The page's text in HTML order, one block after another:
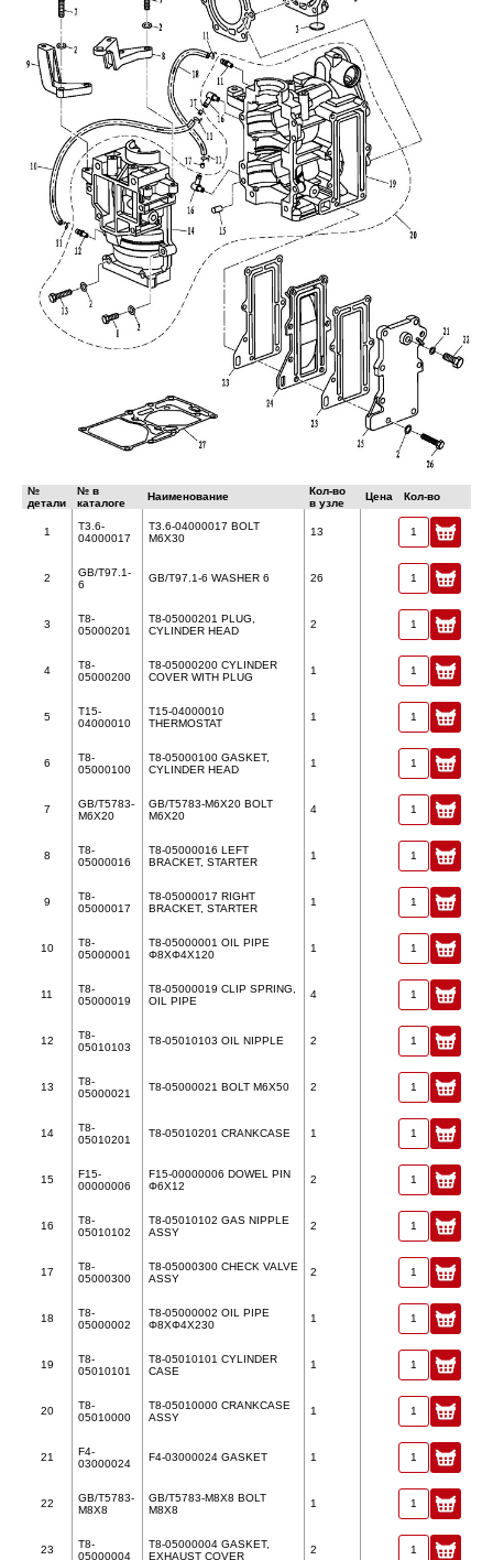
№
детали
№ в
каталоге
Наименование
Кол-во
в узле
Цена Кол-во
1
T3.6-
04000017
T3.6-04000017 BOLT
M6X30
13
2
GB/T97.1-
6
GB/T97.1-6 WASHER 6 26
3
T8-
05000201
T8-05000201 PLUG,
CYLINDER HEAD
2
4
T8-
05000200
T8-05000200 CYLINDER
COVER WITH PLUG
1
5
T15-
04000010
T15-04000010
THERMOSTAT
1
6
T8-
05000100
T8-05000100 GASKET,
CYLINDER HEAD
1
7
GB/T5783-
M6X20
GB/T5783-M6X20 BOLT
M6X20
4
8
T8-
05000016
T8-05000016 LEFT
BRACKET, STARTER
1
9
T8-
05000017
T8-05000017 RIGHT
BRACKET, STARTER
1
10
T8-
05000001
T8-05000001 OIL PIPE
Φ8XΦ4X120
1
11
T8-
05000019
T8-05000019 CLIP SPRING,
OIL PIPE
4
12
T8-
05010103
T8-05010103 OIL NIPPLE 2
13
T8-
05000021
T8-05000021 BOLT M6X50 2
14
T8-
05010201
T8-05010201 CRANKCASE 1
15
F15-
00000006
F15-00000006 DOWEL PIN
Φ6X12
2
16
T8-
05010102
T8-05010102 GAS NIPPLE
ASSY
2
17
T8-
05000300
T8-05000300 CHECK VALVE
ASSY
2
18
T8-
05000002
T8-05000002 OIL PIPE
Φ8XΦ4X230
1
19
T8-
05010101
T8-05010101 CYLINDER
CASE
1
20
T8-
05010000
T8-05010000 CRANKCASE
ASSY
1
21
F4-
03000024
F4-03000024 GASKET 1
22
GB/T5783-
M8X8
GB/T5783-M8X8 BOLT
M8X8
1
23
T8-
05000004
T8-05000004 GASKET,
EXHAUST COVER
2